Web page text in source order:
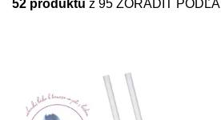
neradiť
abecedne Z-A
52 produktů z 95 ZORADIŤ PODĽA
abecedne A-Z
abecedne Z-A